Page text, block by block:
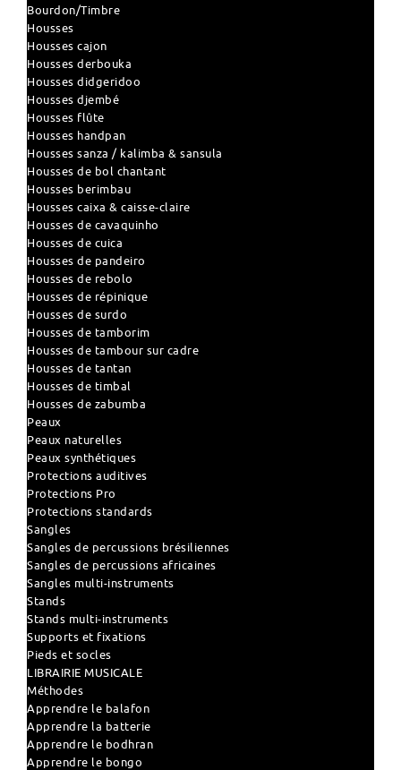
Bourdon/Timbre
Housses
Housses cajon
Housses derbouka
Housses didgeridoo
Housses djembé
Housses flûte
Housses handpan
Housses sanza / kalimba & sansula
Housses de bol chantant
Housses berimbau
Housses caixa & caisse-claire
Housses de cavaquinho
Housses de cuica
Housses de pandeiro
Housses de rebolo
Housses de répinique
Housses de surdo
Housses de tamborim
Housses de tambour sur cadre
Housses de tantan
Housses de timbal
Housses de zabumba
Peaux
Peaux naturelles
Peaux synthétiques
Protections auditives
Protections Pro
Protections standards
Sangles
Sangles de percussions brésiliennes
Sangles de percussions africaines
Sangles multi-instruments
Stands
Stands multi-instruments
Supports et fixations
Pieds et socles
LIBRAIRIE MUSICALE
Méthodes
Apprendre le balafon
Apprendre la batterie
Apprendre le bodhran
Apprendre le bongo